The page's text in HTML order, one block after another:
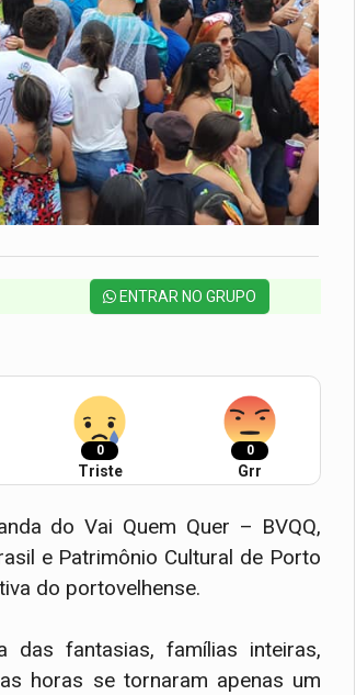
ENTRAR NO GRUPO
0
Triste
0
Grr
do Vai Quem Quer – BVQQ,
e Patrimônio Cultural de Porto
do portovelhense.
das fantasias, famílias inteiras,
horas se tornaram apenas um